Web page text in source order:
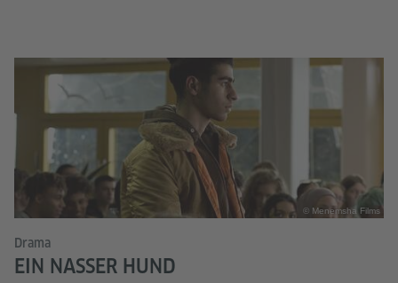
© Menemsha Films
Drama
EIN NASSER HUND